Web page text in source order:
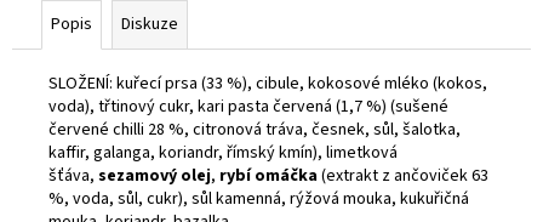
Popis Diskuze
SLOŽENÍ: kuřecí prsa (33 %), cibule, kokosové mléko (kokos,
voda), třtinový cukr, kari pasta červená (1,7 %) (sušené
červené chilli 28 %, citronová tráva, česnek, sůl, šalotka,
kaffir, galanga, koriandr, římský kmín), limetková
šťáva, sezamový olej, rybí omáčka(extrakt z ančoviček 63
%, voda, sůl, cukr), sůl kamenná, rýžová mouka, kukuřičná